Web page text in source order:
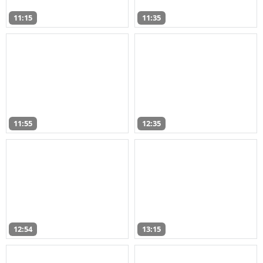
11:15 11:35
11:55 12:35
12:54 13:15